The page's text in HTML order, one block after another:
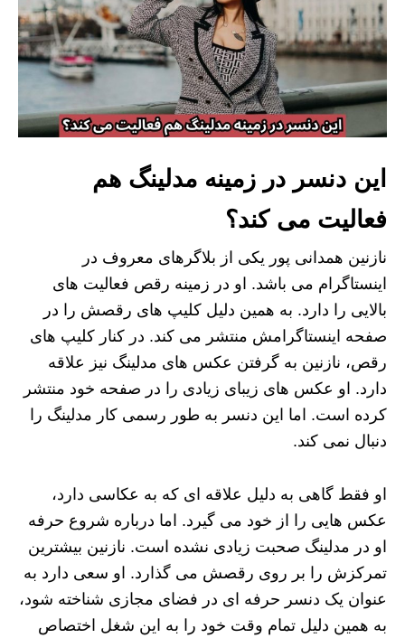
این دنسر در زمینه مدلینگ هم
فعالیت می کند؟
نازنین همدانی پور یکی از بلاگرهای معروف در
اینستاگرام می باشد. او در زمینه رقص فعالیت های
بالایی را دارد. به همین دلیل کلیپ های رقصش را در
صفحه اینستاگرامش منتشر می کند. در کنار کلیپ های
رقص، نازنین به گرفتن عکس های مدلینگ نیز علاقه
دارد. او عکس های زیبای زیادی را در صفحه خود منتشر
کرده است. اما این دنسر به طور رسمی کار مدلینگ را
دنبال نمی کند.
او فقط گاهی به دلیل علاقه ای که به عکاسی دارد،
عکس هایی را از خود می گیرد. اما درباره شروع حرفه
او در مدلینگ صحبت زیادی نشده است. نازنین بیشترین
تمرکزش را بر روی رقصش می گذارد. او سعی دارد به
عنوان یک دنسر حرفه ای در فضای مجازی شناخته شود،
به همین دلیل تمام وقت خود را به این شغل اختصاص